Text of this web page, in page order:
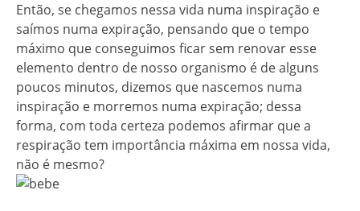
Então, se chegamos nessa vida numa inspiração e
saímos numa expiração, pensando que o tempo
máximo que conseguimos ficar sem renovar esse
elemento dentro de nosso organismo é de alguns
poucos minutos, dizemos que nascemos numa
inspiração e morremos numa expiração; dessa
forma, com toda certeza podemos afirmar que a
respiração tem importância máxima em nossa vida,
não é mesmo?